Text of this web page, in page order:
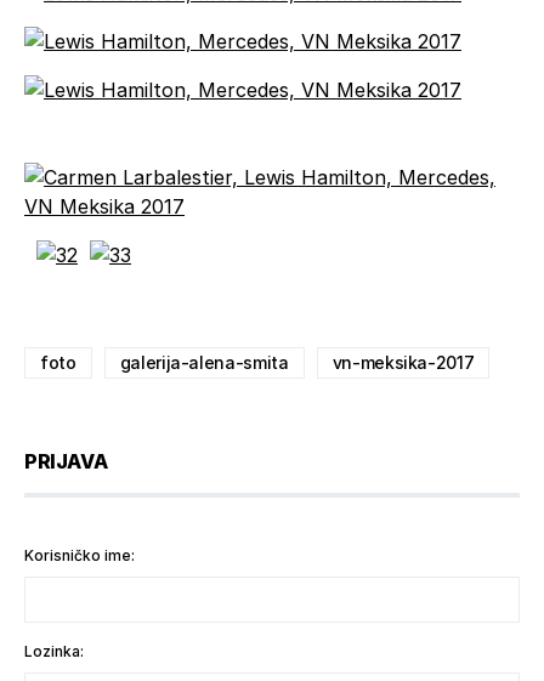
foto galerija-alena-smita vn-meksika-2017
PRIJAVA
Korisničko ime:
Lozinka: